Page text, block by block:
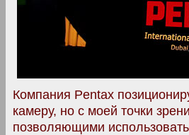
Компания Pentax
камеру, но с моей точки
позволяющими